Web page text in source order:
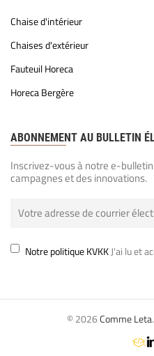
Chaise d'intérieur
Chaises d'extérieur
Fauteuil Horeca
Horeca Bergère
ABONNEMENT AU BULLETIN
Inscrivez-vous à notre e-
campagnes et des innovations.
Notre politique KVKKJ'ai lu et
© 2026Comme Leta